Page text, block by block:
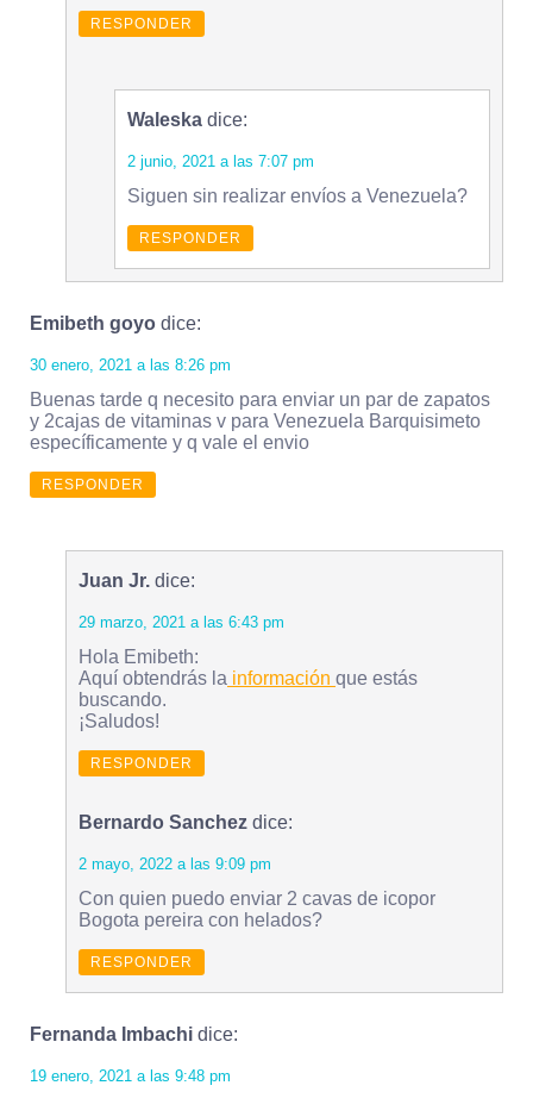
RESPONDER
Waleska dice:
2 junio, 2021 a las 7:07 pm
Siguen sin realizar envíos a Venezuela?
RESPONDER
Emibeth goyo dice:
30 enero, 2021 a las 8:26 pm
Buenas tarde q necesito para enviar un par de zapatos
y 2cajas de vitaminas v para Venezuela Barquisimeto
específicamente y q vale el envio
RESPONDER
Juan Jr. dice:
29 marzo, 2021 a las 6:43 pm
Hola Emibeth:
Aquí obtendrás la información que estás
buscando.
¡Saludos!
RESPONDER
Bernardo Sanchez dice:
2 mayo, 2022 a las 9:09 pm
Con quien puedo enviar 2 cavas de icopor
Bogota pereira con helados?
RESPONDER
Fernanda Imbachi dice:
19 enero, 2021 a las 9:48 pm